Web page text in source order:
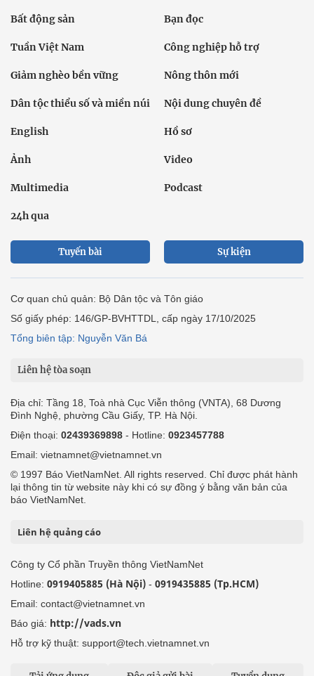
Bất động sản Bạn đọc
Tuần Việt Nam Công nghiệp hỗ trợ
Giảm nghèo bền vững Nông thôn mới
Dân tộc thiểu số và miền núi Nội dung chuyên đề
English Hồ sơ
Ảnh Video
Multimedia Podcast
24h qua
Tuyến bài Sự kiện
Cơ quan chủ quản: Bộ Dân tộc và Tôn giáo
Số giấy phép: 146/GP-BVHTTDL, cấp ngày 17/10/2025
Tổng biên tập: Nguyễn Văn Bá
Liên hệ tòa soạn
Địa chỉ: Tầng 18, Toà nhà Cục Viễn thông (VNTA), 68 Dương
Đình Nghệ, phường Cầu Giấy, TP. Hà Nội.
Điện thoại: 02439369898 - Hotline: 0923457788
Email: vietnamnet@vietnamnet.vn
© 1997 Báo VietNamNet. All rights reserved. Chỉ được phát hành
lại thông tin từ website này khi có sự đồng ý bằng văn bản của
báo VietNamNet.
Liên hệ quảng cáo
Công ty Cổ phần Truyền thông VietNamNet
Hotline: 0919405885 (Hà Nội) - 0919435885 (Tp.HCM)
Email: contact@vietnamnet.vn
Báo giá: http://vads.vn
Hỗ trợ kỹ thuật: support@tech.vietnamnet.vn